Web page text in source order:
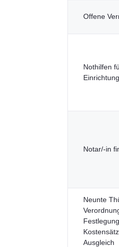
Offene
Nothilfen
Notar/-in
Neunte
Ausgleich